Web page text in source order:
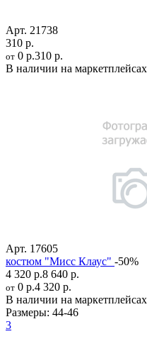
Арт. 21738
310 р.
от 0 р.310 р.
В наличии на маркетплейсах
Арт. 17605
костюм "Мисс Клаус" -50%
4 320 р.8 640 р.
от 0 р.4 320 р.
В наличии на маркетплейсах
Размеры: 44-46
3